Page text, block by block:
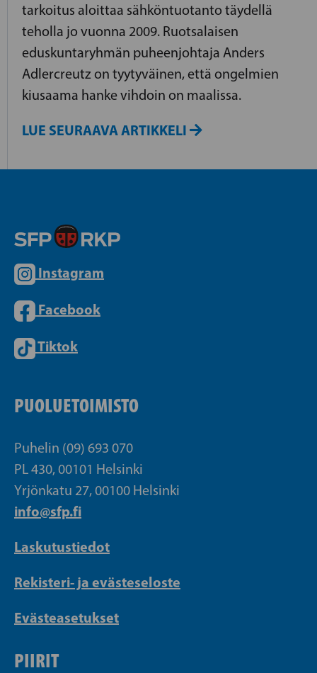
tarkoitus aloittaa sähköntuotanto täydellä
teholla jo vuonna 2009. Ruotsalaisen
eduskuntaryhmän puheenjohtaja Anders
Adlercreutz on tyytyväinen, että ongelmien
kiusaama hanke vihdoin on maalissa.
LUE SEURAAVA ARTIKKELI
Instagram
Facebook
Tiktok
PUOLUETOIMISTO
Puhelin (09) 693 070
PL 430, 00101 Helsinki
Yrjönkatu 27, 00100 Helsinki
info@sfp.fi
Laskutustiedot
Rekisteri- ja evästeseloste
Evästeasetukset
PIIRIT